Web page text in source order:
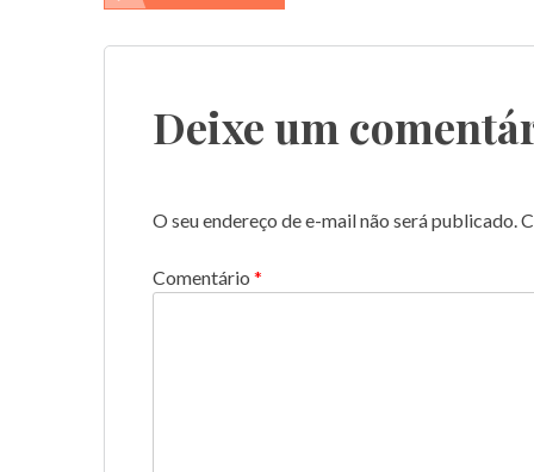
de
Deixe um
O seu endereço de e-mail não será publicado.
Comentário *